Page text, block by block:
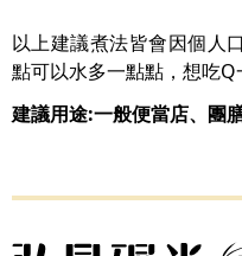
以上建議煮法皆會因個人
點可以水多一點點，想吃
建議用途:一般便當店、團